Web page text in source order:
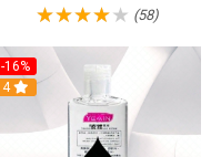
(58)
-16%
Hot
4